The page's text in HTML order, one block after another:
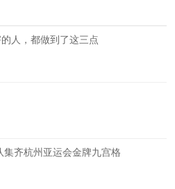
人，都做到了这三点
齐杭州亚运会金牌九宫格